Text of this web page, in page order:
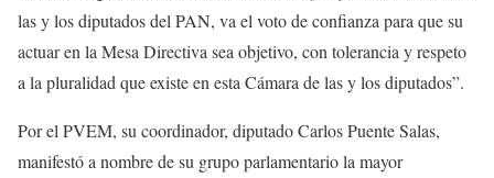
las y los diputados del PAN, va el voto de confianza para que su
actuar en la Mesa Directiva sea objetivo, con tolerancia y respeto
a la pluralidad que existe en esta Cámara de las y los diputados”.
Por el PVEM, su coordinador, diputado Carlos Puente Salas,
manifestó a nombre de su grupo parlamentario la mayor